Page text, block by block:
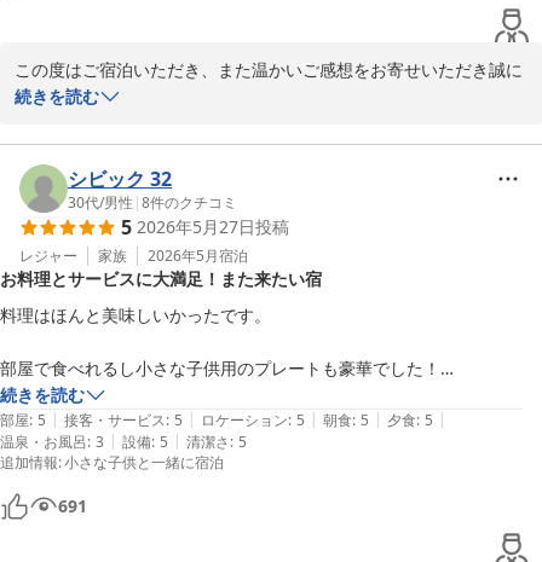
この度はご宿泊いただき、また温かいご感想をお寄せいただき誠に
ありがとうございます。
ご到着が予定より早かった中でも、スムーズにお迎えでき、ご安心
いただけたようで何よりでございます。
ご夕食につきましては、品数やボリュームにご満足いただけたとの
こと、大変嬉しく拝見いたしました。また、朝食バイキングではか
つお節をはじめとしたお料理を美味しくお召し上がりいただけたご
様子に、調理スタッフも大変励みになります。
ラウンジのアルコールやおつまみもお楽しみいただけたとのこと、
ゆったりとした時間をお過ごしいただくお手伝いができましたこと
を嬉しく思います。
さらに、温泉でしっかりと温まっていただき、ゆっくりお休みいた
だけたとのお言葉を頂戴し、スタッフ一同大変光栄に存じます。
これからも皆様に心からお寛ぎいただける宿を目指し、サービス向
続きを読む
シビック 32
30代/男性 |8件のクチコミ
5 2026年5月27日投稿
レジャー 家族 2026年5月宿泊
お料理とサービスに大満足！また来たい宿
料理はほんと美味しいかったです。
部屋で食べれるし小さな子供用のプレートも豪華でした！
配膳係の外国人の方もとても丁寧でした。
部屋に備えてあるお風呂用のバックも使いやすく夫婦で購入してしまい
ました。
続きを読む
部屋: 5 | 接客・サービス: 5 | ロケーション: 5 | 朝食: 5 | 夕食: 5 |
温泉・お風呂: 3 | 設備: 5 | 清潔さ: 5
追加情報:小さな子供と一緒に宿泊
691